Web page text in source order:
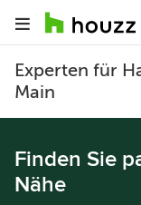
Experten für
Main
Finden Sie
Nähe